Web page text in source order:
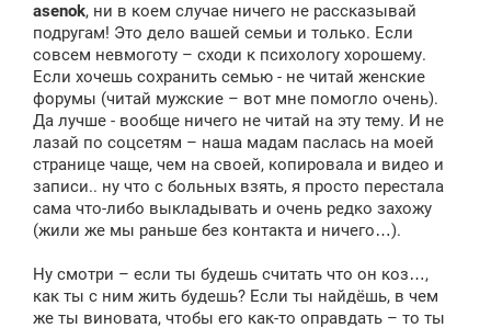
б
щ
е
н
и
asenok, ни в коем случае ничего не рассказывай
подругам! Это дело вашей семьи и только. Если
совсем невмоготу – сходи к психологу хорошему.
Если хочешь сохранить семью - не читай женские
форумы (читай мужские – вот мне помогло очень).
Да лучше - вообще ничего не читай на эту тему. И не
лазай по соцсетям – наша мадам паслась на моей
странице чаще, чем на своей, копировала и видео и
записи.. ну что с больных взять, я просто перестала
сама что-либо выкладывать и очень редко захожу
(жили же мы раньше без контакта и ничего…).
Ну смотри – если ты будешь считать что он коз…,
как ты с ним жить будешь? Если ты найдёшь, в чем
же ты виновата, чтобы его как-то оправдать – то ты